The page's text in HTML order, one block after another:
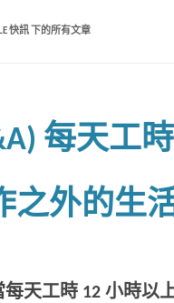
快訊 下的所有文章
每天工
之外的生
每天工時 12 小時以